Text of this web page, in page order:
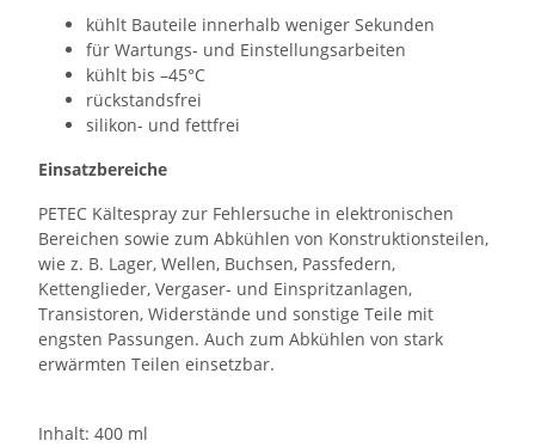
kühlt Bauteile innerhalb weniger Sekunden
für Wartungs- und Einstellungsarbeiten
kühlt bis –45°C
rückstandsfrei
silikon- und fettfrei
Einsatzbereiche
PETEC Kältespray zur Fehlersuche in elektronischen
Bereichen sowie zum Abkühlen von Konstruktionsteilen,
wie z. B. Lager, Wellen, Buchsen, Passfedern,
Kettenglieder, Vergaser- und Einspritzanlagen,
Transistoren, Widerstände und sonstige Teile mit
engsten Passungen. Auch zum Abkühlen von stark
erwärmten Teilen einsetzbar.
Inhalt: 400 ml